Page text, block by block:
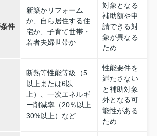
件
新築かリフォーム
か、自ら居住する住
宅か、子育て世帯・
若者夫婦世帯か
対象となる
補助額や申
請できる対
象が異なる
ため
断熱等性能等級（5
以上または6以
上）、一次エネルギ
ー削減率（20％以上
30%以上）など
性能要件を
満たさない
と補助対象
外となる可
能性がある
ため